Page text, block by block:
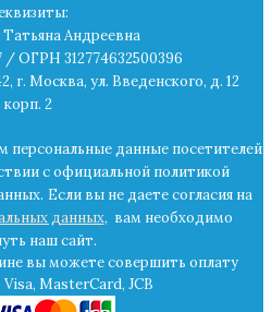
Андреевна
/ ОГРН 312774632500396
г. Москва, ул. Введенского, д. 12
корп. 2
данные посетителей
с официальной политикой
Если вы не даете согласия на
данных, вам необходимо
наш сайт.
вы можете совершить оплату
MasterCard, JCB